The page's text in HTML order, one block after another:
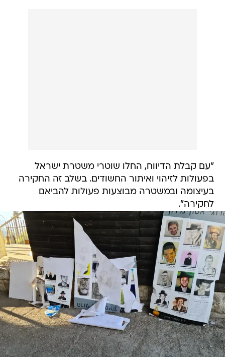
"עם קבלת הדיווח, החלו שוטרי משטרת ישראל
בפעולות לזיהוי ואיתור החשודים. בשלב זה החקירה
בעיצומה ובמשטרה מבוצעות פעולות להביאם
לחקירה".